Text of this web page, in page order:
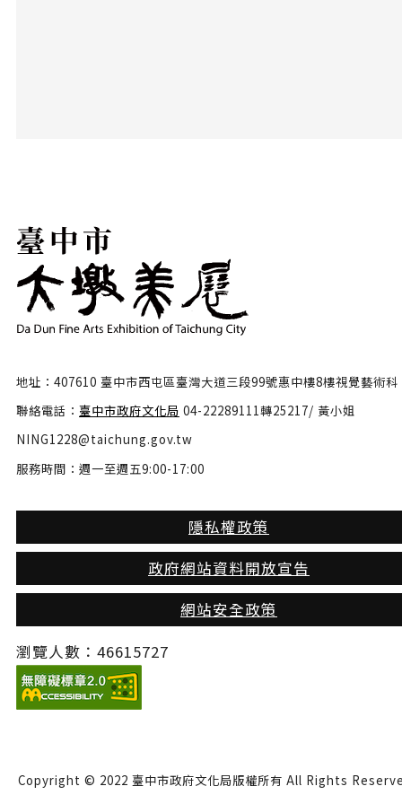
地址：407610 臺中市西屯區臺灣大道三段99號惠中樓8樓視覺藝術科
聯絡電話： 臺中市政府文化局 04-22289111轉25217/ 黃小姐
NING1228@taichung.gov.tw
服務時間：週一至週五9:00-17:00
隱私權政策
政府網站資料開放宣告
網站安全政策
瀏覽人數：46615727
Copyright © 2022 臺中市政府文化局版權所有 All Rights